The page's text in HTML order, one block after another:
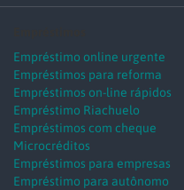
Empréstimo online urgente
Empréstimos para reforma
Empréstimos on-line rápidos
Empréstimo Riachuelo
Empréstimos com cheque
Microcréditos
Empréstimos para empresas
Empréstimo para autônomo